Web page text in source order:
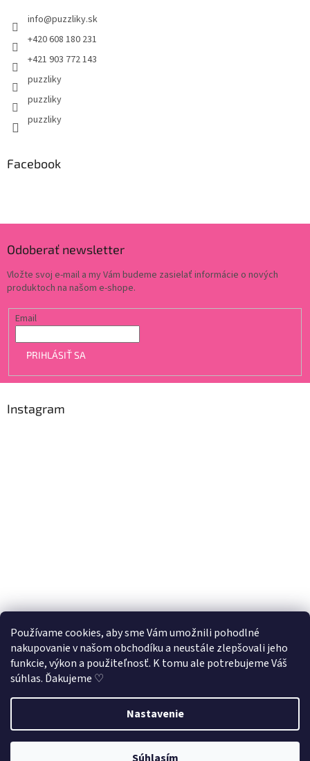
Používame cookies, aby sme Vám umožnili pohodlné
nakupovanie v našom obchodíku a neustále zlepšovali jeho
funkcie, výkon a použiteľnosť. K tomu ale potrebujeme Váš
súhlas. Ďakujeme ♡
Nastavenie
Využite našu letnú 33% zľavu na všetky produktyv kategórii
. Stačí zadať v košíku kód LETO33
info@puzzliky.sk
+420 608 180 231
+421 903 772 143
puzzliky
puzzliky
puzzliky
Facebook
Odoberať newsletter
Vložte svoj e-mail a my Vám budeme zasielať informácie o nových
produktoch na našom e-shope.
Email
PRIHLÁSIŤ SA
Instagram
Sledovať na Instagrame
Vytvoril Shoptet
Copyright 2026Puzzliky ♡. Všetky práva vyhradené.Upraviť
nastavenie cookies